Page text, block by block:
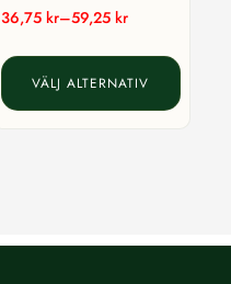
49,00 kr
79,00 kr
36,75 kr–59,25 kr
Prisintervall:
till
59,25 kr
VÄLJ ALTERNATIV
Den
här
De